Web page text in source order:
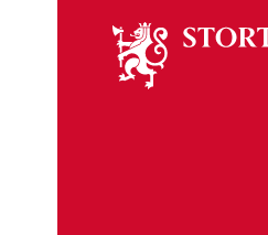
stortinget